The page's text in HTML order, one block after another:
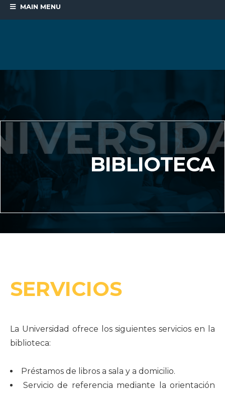
MAIN MENU
BIBLIOTECA
SERVICIOS
La Universidad ofrece los siguientes servicios en la
biblioteca:
Préstamos de libros a sala y a domicilio.
Servicio de referencia mediante la orientación